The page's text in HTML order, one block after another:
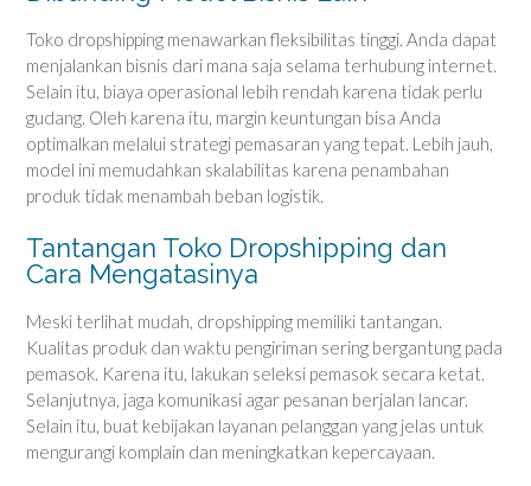
Toko dropshipping menawarkan fleksibilitas tinggi. Anda dapat
menjalankan bisnis dari mana saja selama terhubung internet.
Selain itu, biaya operasional lebih rendah karena tidak perlu
gudang. Oleh karena itu, margin keuntungan bisa Anda
optimalkan melalui strategi pemasaran yang tepat. Lebih jauh,
model ini memudahkan skalabilitas karena penambahan
produk tidak menambah beban logistik.
Tantangan Toko Dropshipping dan
Cara Mengatasinya
Meski terlihat mudah, dropshipping memiliki tantangan.
Kualitas produk dan waktu pengiriman sering bergantung pada
pemasok. Karena itu, lakukan seleksi pemasok secara ketat.
Selanjutnya, jaga komunikasi agar pesanan berjalan lancar.
Selain itu, buat kebijakan layanan pelanggan yang jelas untuk
mengurangi komplain dan meningkatkan kepercayaan.